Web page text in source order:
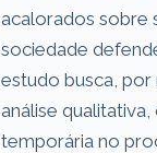
acalorados sobre
sociedade
estudo busca, por
análise
temporária no